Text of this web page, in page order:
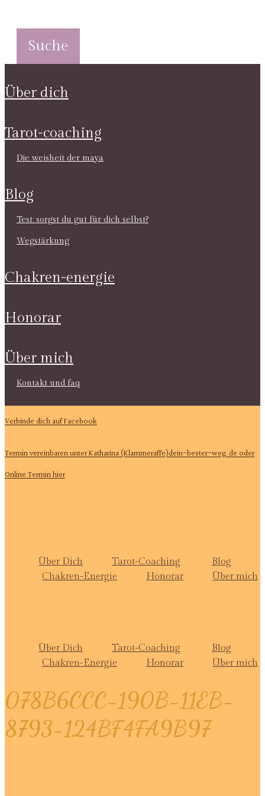
über dich
tarot-coaching
die weisheit der maya
blog
test: sorgst du gut für dich selbst?
wegstärkung
chakren-energie
honorar
über mich
kontakt und faq
Verbinde dich auf Facebook
Termin vereinbaren unter Katharina (Klammeraffe)dein-bester-weg.de oder
Online Termin hier
Über Dich Tarot-Coaching
Blog
Chakren-Energie
Honorar Über mich
Über Dich Tarot-Coaching
Blog
Chakren-Energie
Honorar Über mich
078B6CCC-190B-11EB-
8793-124BF4FA9B97